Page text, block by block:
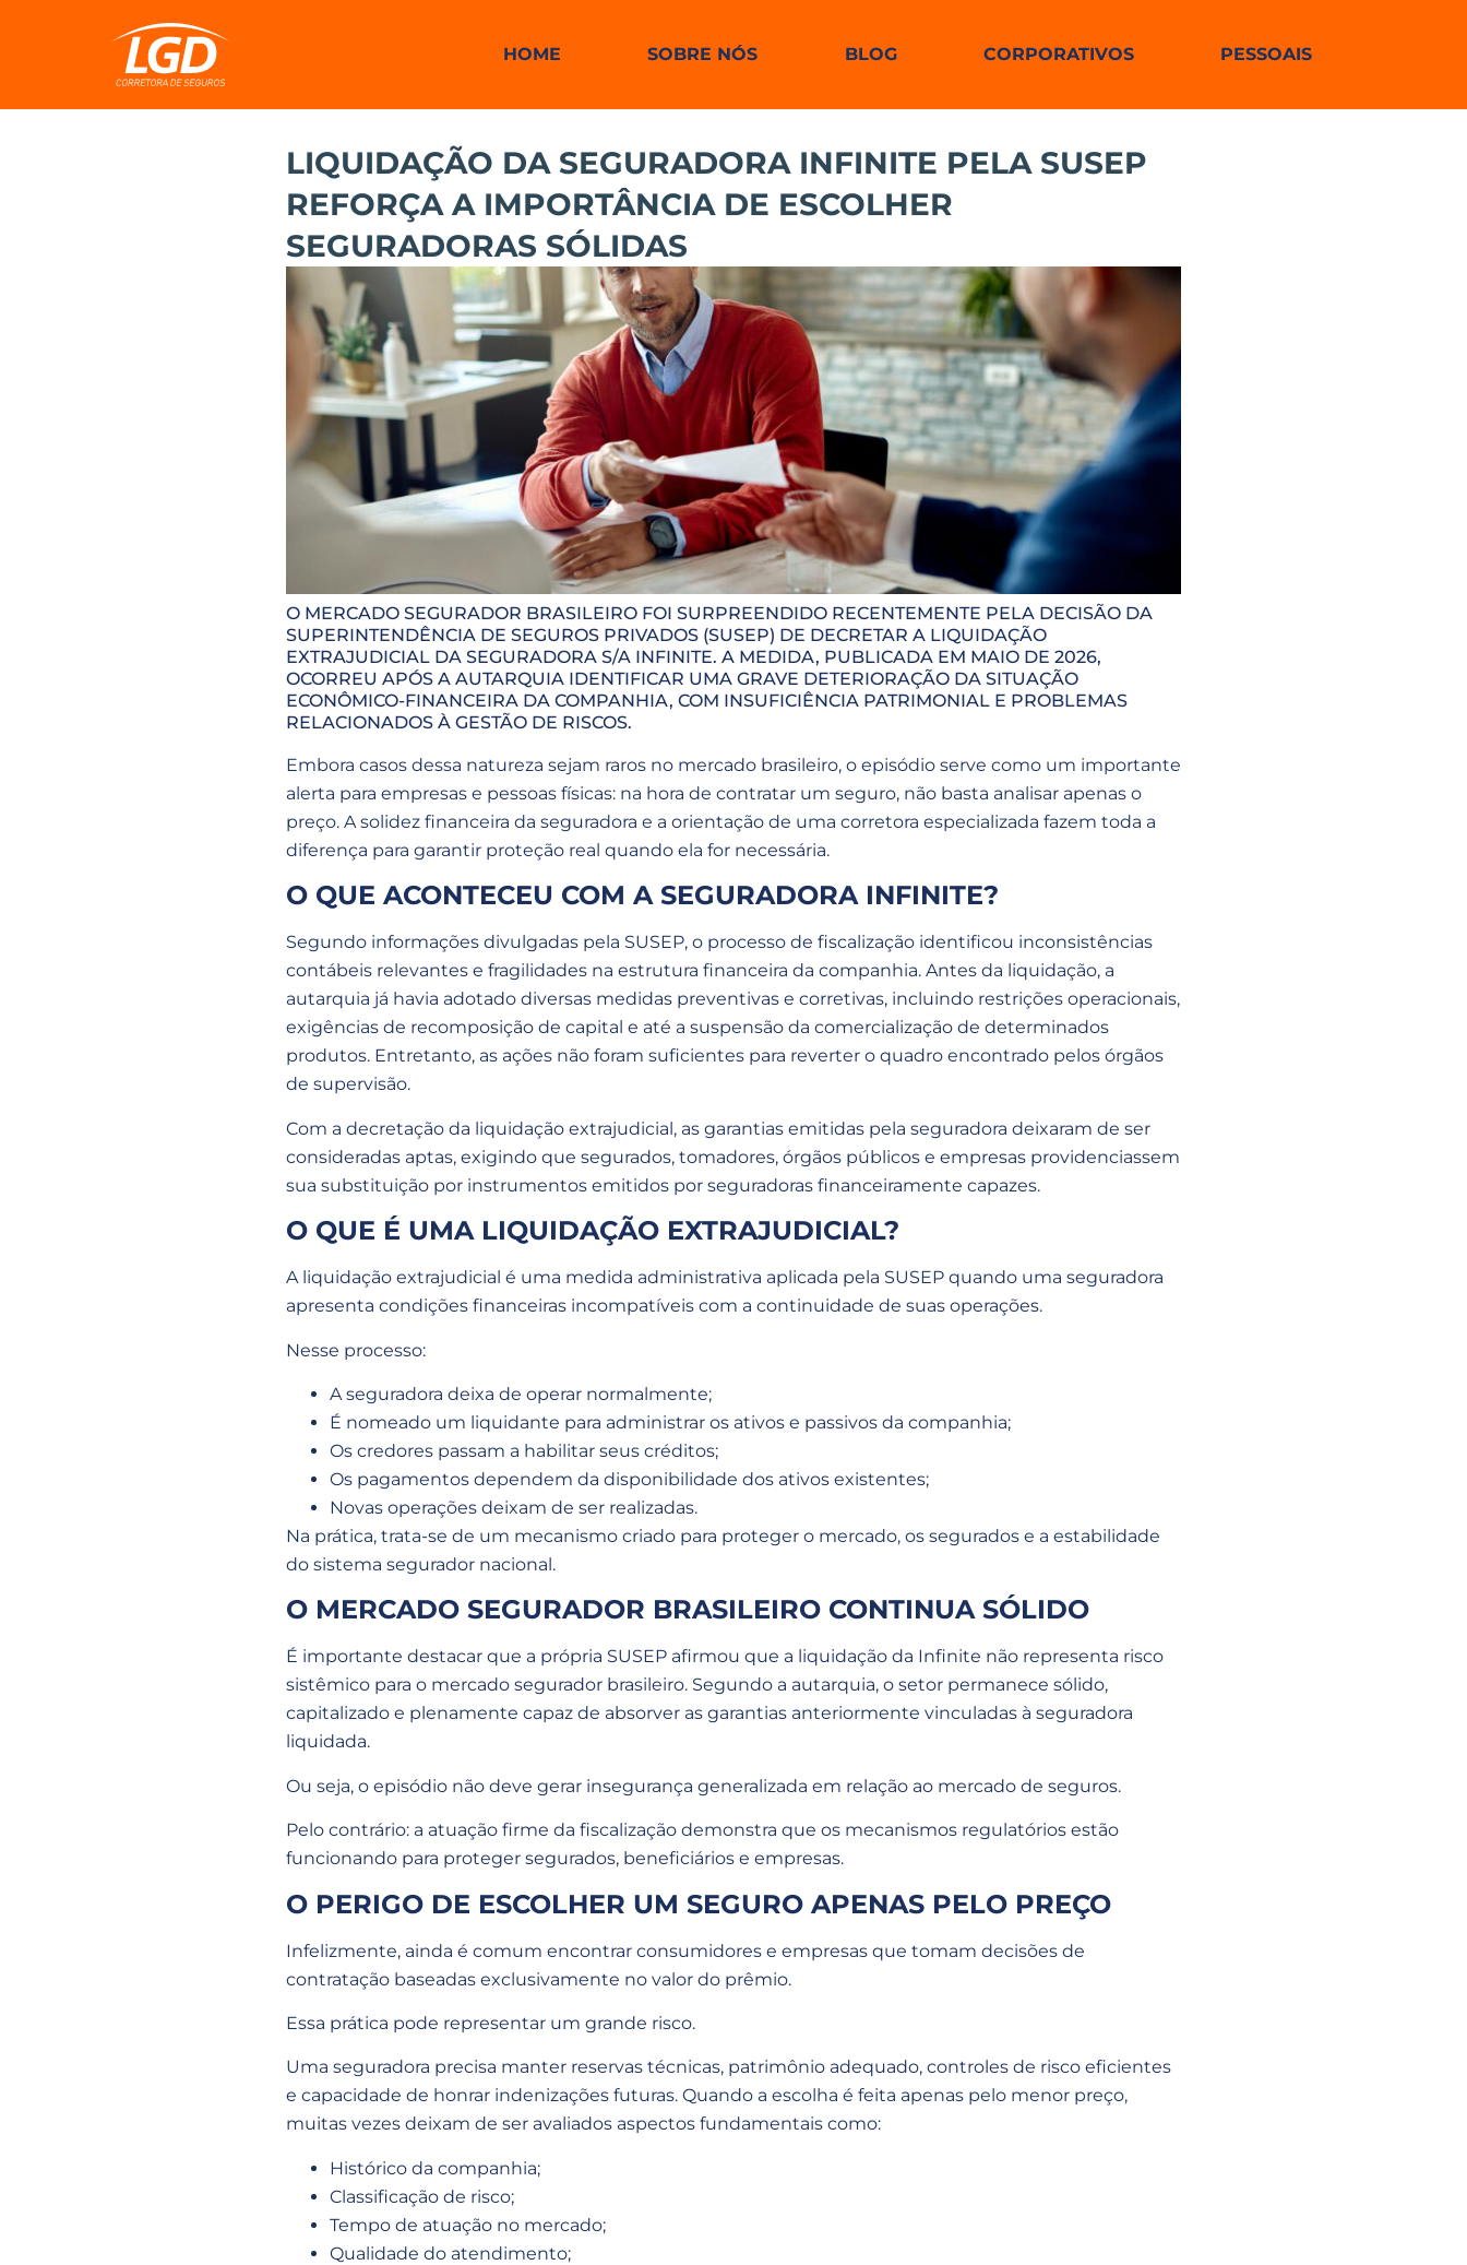
HOME SOBRE NÓS BLOG CORPORATIVOS PESSOAIS
LIQUIDAÇÃO DA SEGURADORA INFINITE PELA SUSEP
REFORÇA A IMPORTÂNCIA DE ESCOLHER
SEGURADORAS SÓLIDAS
O MERCADO SEGURADOR BRASILEIRO FOI SURPREENDIDO RECENTEMENTE PELA DECISÃO DA
SUPERINTENDÊNCIA DE SEGUROS PRIVADOS (SUSEP) DE DECRETAR A LIQUIDAÇÃO
EXTRAJUDICIAL DA SEGURADORA S/A INFINITE. A MEDIDA, PUBLICADA EM MAIO DE 2026,
OCORREU APÓS A AUTARQUIA IDENTIFICAR UMA GRAVE DETERIORAÇÃO DA SITUAÇÃO
ECONÔMICO-FINANCEIRA DA COMPANHIA, COM INSUFICIÊNCIA PATRIMONIAL E PROBLEMAS
RELACIONADOS À GESTÃO DE RISCOS.
Embora casos dessa natureza sejam raros no mercado brasileiro, o episódio serve como um importante
alerta para empresas e pessoas físicas: na hora de contratar um seguro, não basta analisar apenas o
preço. A solidez financeira da seguradora e a orientação de uma corretora especializada fazem toda a
diferença para garantir proteção real quando ela for necessária.
O QUE ACONTECEU COM A SEGURADORA INFINITE?
Segundo informações divulgadas pela SUSEP, o processo de fiscalização identificou inconsistências
contábeis relevantes e fragilidades na estrutura financeira da companhia. Antes da liquidação, a
autarquia já havia adotado diversas medidas preventivas e corretivas, incluindo restrições operacionais,
exigências de recomposição de capital e até a suspensão da comercialização de determinados
produtos. Entretanto, as ações não foram suficientes para reverter o quadro encontrado pelos órgãos
de supervisão.
Com a decretação da liquidação extrajudicial, as garantias emitidas pela seguradora deixaram de ser
consideradas aptas, exigindo que segurados, tomadores, órgãos públicos e empresas providenciassem
sua substituição por instrumentos emitidos por seguradoras financeiramente capazes.
O QUE É UMA LIQUIDAÇÃO EXTRAJUDICIAL?
A liquidação extrajudicial é uma medida administrativa aplicada pela SUSEP quando uma seguradora
apresenta condições financeiras incompatíveis com a continuidade de suas operações.
Nesse processo:
A seguradora deixa de operar normalmente;
É nomeado um liquidante para administrar os ativos e passivos da companhia;
Os credores passam a habilitar seus créditos;
Os pagamentos dependem da disponibilidade dos ativos existentes;
Novas operações deixam de ser realizadas.
Na prática, trata-se de um mecanismo criado para proteger o mercado, os segurados e a estabilidade
do sistema segurador nacional.
O MERCADO SEGURADOR BRASILEIRO CONTINUA SÓLIDO
É importante destacar que a própria SUSEP afirmou que a liquidação da Infinite não representa risco
sistêmico para o mercado segurador brasileiro. Segundo a autarquia, o setor permanece sólido,
capitalizado e plenamente capaz de absorver as garantias anteriormente vinculadas à seguradora
liquidada.
Ou seja, o episódio não deve gerar insegurança generalizada em relação ao mercado de seguros.
Pelo contrário: a atuação firme da fiscalização demonstra que os mecanismos regulatórios estão
funcionando para proteger segurados, beneficiários e empresas.
O PERIGO DE ESCOLHER UM SEGURO APENAS PELO PREÇO
Infelizmente, ainda é comum encontrar consumidores e empresas que tomam decisões de
contratação baseadas exclusivamente no valor do prêmio.
Essa prática pode representar um grande risco.
Uma seguradora precisa manter reservas técnicas, patrimônio adequado, controles de risco eficientes
e capacidade de honrar indenizações futuras. Quando a escolha é feita apenas pelo menor preço,
muitas vezes deixam de ser avaliados aspectos fundamentais como:
Histórico da companhia;
Classificação de risco;
Tempo de atuação no mercado;
Qualidade do atendimento;